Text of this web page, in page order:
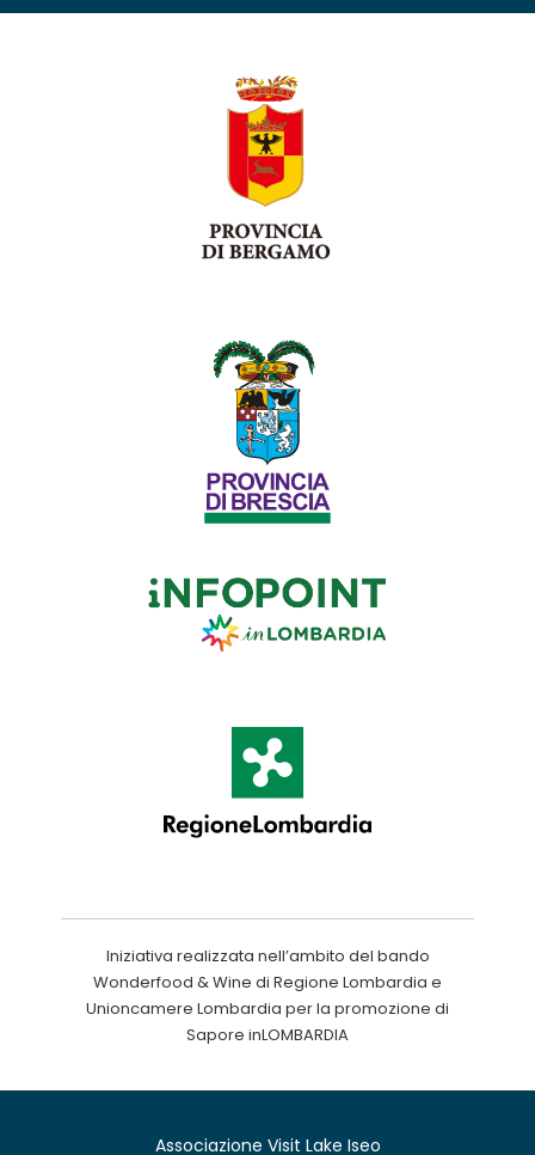
Iniziativa realizzata nell’ambito del bando
Wonderfood & Wine di Regione Lombardia e
Unioncamere Lombardia per la promozione di
Sapore inLOMBARDIA
Associazione Visit Lake Iseo